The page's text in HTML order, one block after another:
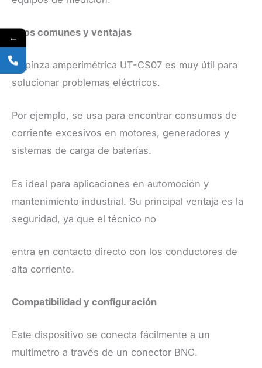
Usos comunes y ventajas
​La pinza amperimétrica UT-CS07 es muy útil para
solucionar problemas eléctricos.
Por ejemplo, se usa para encontrar consumos de
corriente excesivos en motores, generadores y
sistemas de carga de baterías.
Es ideal para aplicaciones en automoción y
mantenimiento industrial. Su principal ventaja es la
seguridad, ya que el técnico no
entra en contacto directo con los conductores de
alta corriente.
​Compatibilidad y configuración
​Este dispositivo se conecta fácilmente a un
multímetro a través de un conector BNC.
←